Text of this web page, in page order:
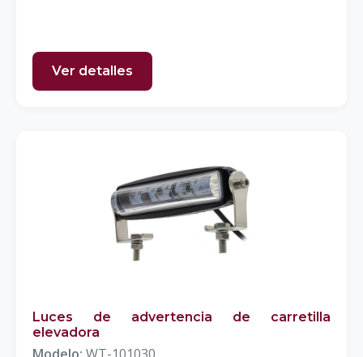
Ver detalles
Luces de advertencia de carretilla
elevadora